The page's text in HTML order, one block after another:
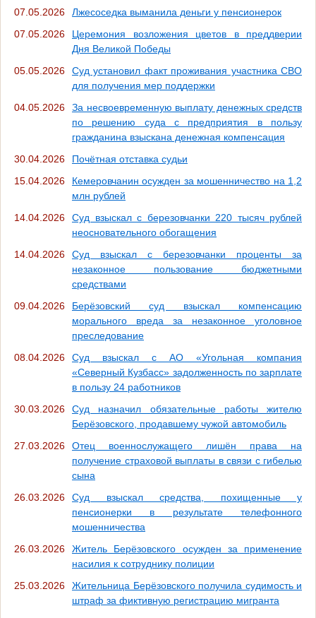
07.05.2026
Лжесоседка выманила деньги у пенсионерок
07.05.2026
Церемония возложения цветов в преддверии
Дня Великой Победы
05.05.2026
Суд установил факт проживания участника СВО
для получения мер поддержки
04.05.2026
За несвоевременную выплату денежных средств
по решению суда с предприятия в пользу
гражданина взыскана денежная компенсация
30.04.2026
Почётная отставка судьи
15.04.2026
Кемеровчанин осужден за мошенничество на 1,2
млн рублей
14.04.2026
Суд взыскал с березовчанки 220 тысяч рублей
неосновательного обогащения
14.04.2026
Суд взыскал с березовчанки проценты за
незаконное пользование бюджетными
средствами
09.04.2026
Берёзовский суд взыскал компенсацию
морального вреда за незаконное уголовное
преследование
08.04.2026
Суд взыскал с АО «Угольная компания
«Северный Кузбасс» задолженность по зарплате
в пользу 24 работников
30.03.2026
Суд назначил обязательные работы жителю
Берёзовского, продавшему чужой автомобиль
27.03.2026
Отец военнослужащего лишён права на
получение страховой выплаты в связи с гибелью
сына
26.03.2026
Суд взыскал средства, похищенные у
пенсионерки в результате телефонного
мошенничества
26.03.2026
Житель Берёзовского осужден за применение
насилия к сотруднику полиции
25.03.2026
Жительница Берёзовского получила судимость и
штраф за фиктивную регистрацию мигранта